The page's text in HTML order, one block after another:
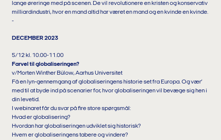
lange øreringe med på scenen. De vil revolutionere en kristen og konservativ
milliardindustri, hvor en mand altid har været en mand og en kvinde en kvinde.
-
DECEMBER 2023
5/12 kl. 10.00-11.00
Farvel til globaliseringen?
v/Morten Winther Bülow, Aarhus Universitet
Få en lyn-gennemgang af globaliseringens historie set fra Europa. Og vær’
med til at byde ind på scenarier for, hvor globaliseringen vil bevæge sig hen i
din levetid.
I webinaret får du svar på fire store spørgsmål:
Hvad er globalisering?
Hvordan har globaliseringen udviklet sig historisk?
Hvem er globaliseringens tabere og vindere?